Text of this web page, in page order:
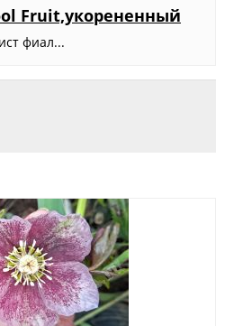
Fruit,укорененный
фиал...